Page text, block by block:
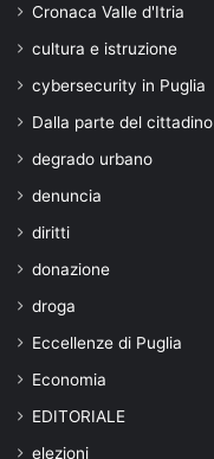
Cronaca Valle d'Itria
cultura e istruzione
cybersecurity in Puglia
Dalla parte del cittadino
degrado urbano
denuncia
diritti
donazione
droga
Eccellenze di Puglia
Economia
EDITORIALE
elezioni